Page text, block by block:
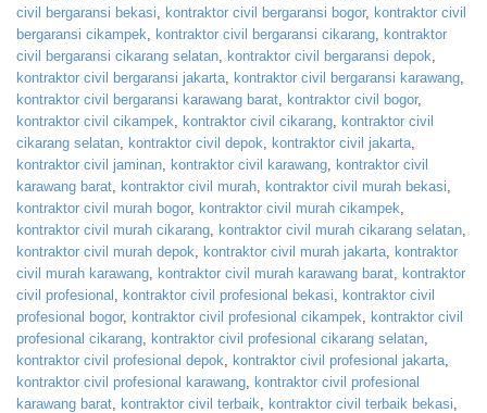
civil bergaransi bekasi
kontraktor civil bergaransi bogor, kontraktor civil
bergaransi cikampek
kontraktor civil bergaransi cikarang kontraktor
civil bergaransi cikarang selatan kontraktor civil bergaransi depok
kontraktor civil bergaransi jakarta kontraktor civil bergaransi karawang
kontraktor civil bergaransi karawang barat kontraktor civil bogor,
kontraktor civil cikampek
kontraktor civil cikarang kontraktor civil
cikarang selatan kontraktor civil depok kontraktor civil jakarta
kontraktor civil jaminan kontraktor civil karawang kontraktor civil
karawang barat kontraktor civil murah kontraktor civil murah bekasi
kontraktor civil murah bogor, kontraktor civil murah cikampek
kontraktor civil murah cikarang kontraktor civil murah cikarang selatan
kontraktor civil murah depok
kontraktor civil murah jakarta kontraktor
civil murah karawang kontraktor civil murah karawang barat kontraktor
civil profesional
kontraktor civil profesional bekasi
kontraktor civil
profesional bogor, kontraktor civil profesional cikampek
kontraktor civil
profesional cikarang kontraktor civil profesional cikarang selatan
kontraktor civil profesional depok
kontraktor civil profesional jakarta
kontraktor civil profesional karawang kontraktor civil profesional
karawang barat kontraktor civil terbaik kontraktor civil terbaik bekasi